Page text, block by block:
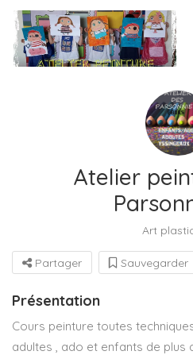
Atelier
Art
Partager Sauvegarder
Présentation
Cours peinture toutes
adultes , ado et enfants de plus